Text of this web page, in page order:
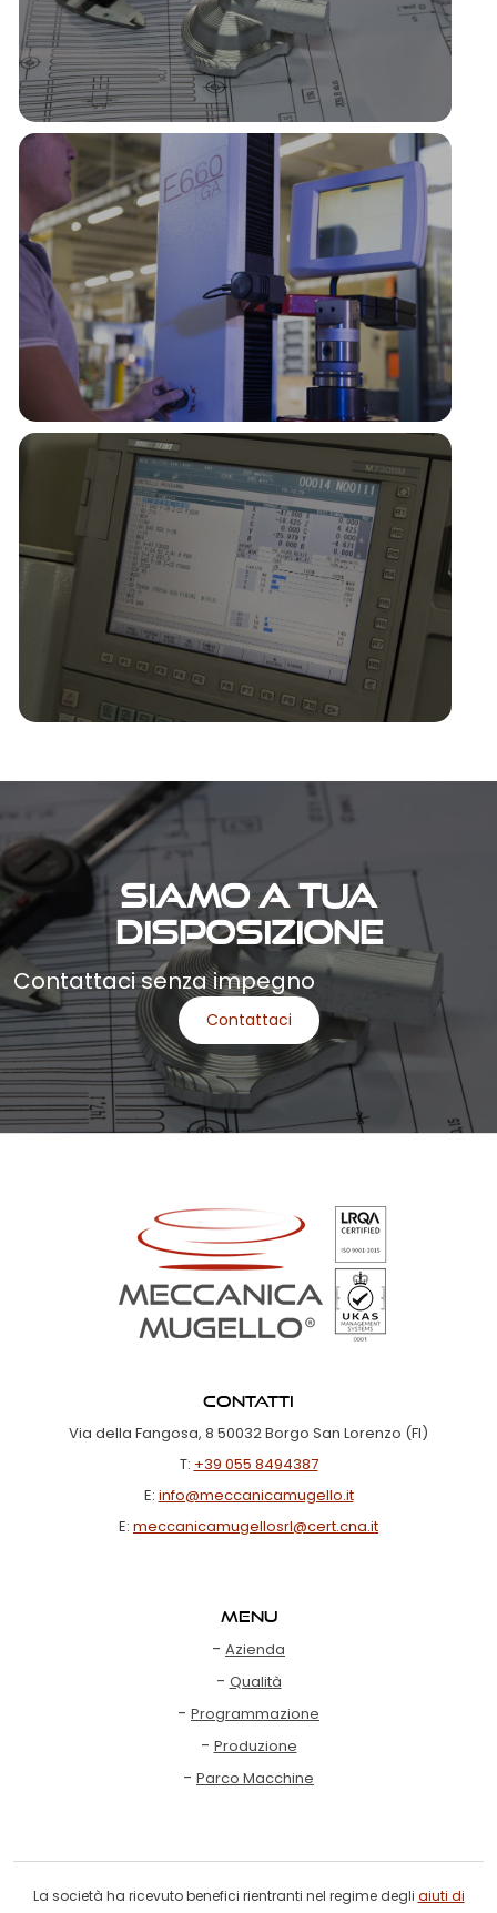
SIAMO A TUA
DISPOSIZIONE
Contattaci senza impegno
Contattaci
Contatti
Via della Fangosa, 8 50032 Borgo San Lorenzo (FI)
T: +39 055 8494387
E: info@meccanicamugello.it
E: meccanicamugellosrl@cert.cna.it
Menu
- Azienda
- Qualità
- Programmazione
- Produzione
- Parco Macchine
La società ha ricevuto benefici rientranti nel regime degli aiuti di